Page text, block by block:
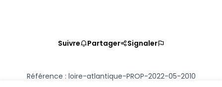
Suivre Partager Signaler
Référence : loire-atlantique-PROP-2022-05-2010